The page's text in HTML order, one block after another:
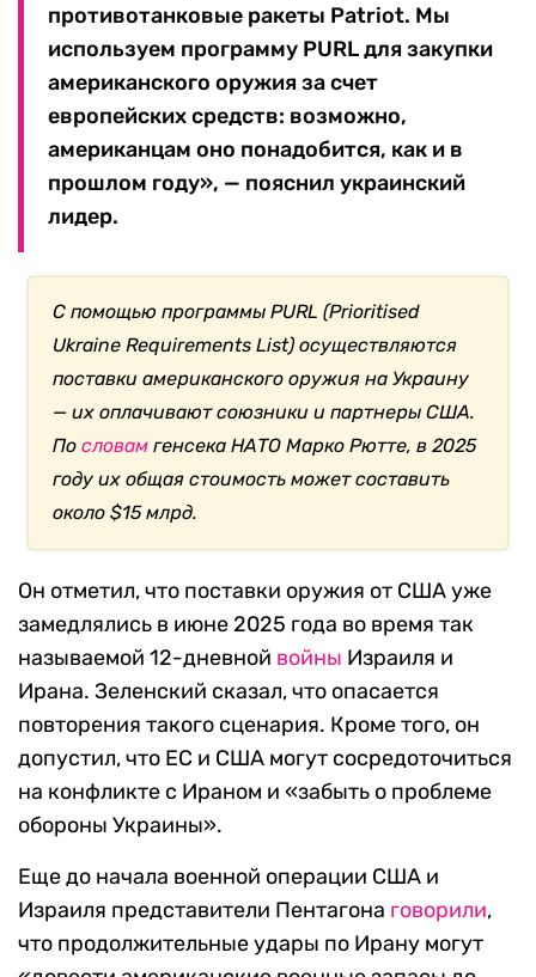
противотанковые ракеты Patriot. Мы
используем программу PURL для закупки
американского оружия за счет
европейских средств: возможно,
американцам оно понадобится, как и в
прошлом году», — пояснил украинский
лидер.
С помощью программы PURL (Prioritised
Ukraine Requirements List) осуществляются
поставки американского оружия на Украину
— их оплачивают союзники и партнеры США.
Пословам генсека НАТО Марко Рютте, в 2025
году их общая стоимость может составить
около $15 млрд.
Он отметил, что поставки оружия от США уже
замедлялись в июне 2025 года во время так
называемой 12-дневной войны Израиля и
Ирана. Зеленский сказал, что опасается
повторения такого сценария. Кроме того, он
допустил, что ЕС и США могут сосредоточиться
на конфликте с Ираном и «забыть о проблеме
обороны Украины».
Еще до начала военной операции США и
Израиля представители Пентагона говорили,
что продолжительные удары по Ирану могут